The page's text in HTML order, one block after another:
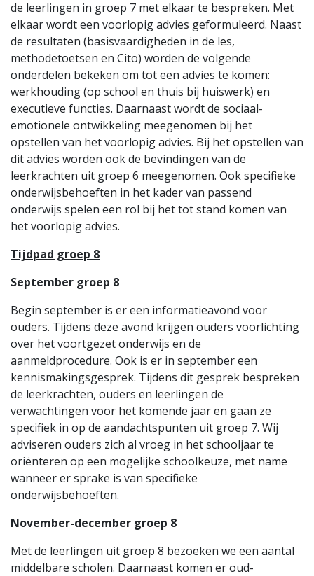
de leerlingen in groep 7 met elkaar te bespreken. Met
elkaar wordt een voorlopig advies geformuleerd. Naast
de resultaten (basisvaardigheden in de les,
methodetoetsen en Cito) worden de volgende
onderdelen bekeken om tot een advies te komen:
werkhouding (op school en thuis bij huiswerk) en
executieve functies. Daarnaast wordt de sociaal-
emotionele ontwikkeling meegenomen bij het
opstellen van het voorlopig advies. Bij het opstellen van
dit advies worden ook de bevindingen van de
leerkrachten uit groep 6 meegenomen. Ook specifieke
onderwijsbehoeften in het kader van passend
onderwijs spelen een rol bij het tot stand komen van
het voorlopig advies.
Tijdpad groep 8
September groep 8
Begin september is er een informatieavond voor
ouders. Tijdens deze avond krijgen ouders voorlichting
over het voortgezet onderwijs en de
aanmeldprocedure. Ook is er in september een
kennismakingsgesprek. Tijdens dit gesprek bespreken
de leerkrachten, ouders en leerlingen de
verwachtingen voor het komende jaar en gaan ze
specifiek in op de aandachtspunten uit groep 7. Wij
adviseren ouders zich al vroeg in het schooljaar te
oriënteren op een mogelijke schoolkeuze, met name
wanneer er sprake is van specifieke
onderwijsbehoeften.
November-december groep 8
Met de leerlingen uit groep 8 bezoeken we een aantal
middelbare scholen. Daarnaast komen er oud-